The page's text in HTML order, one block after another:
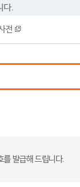
다.
전
를 발급해 드립니다.